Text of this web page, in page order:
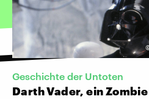
Geschichte der Untoten
Darth Vader, ein